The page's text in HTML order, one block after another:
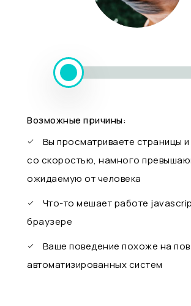
Возможные причины:
Вы просматриваете страницы и
со скоростью, намного
ожидаемую от человека
Что-то мешает работе
браузере
Ваше поведение похоже на
автоматизированных систем